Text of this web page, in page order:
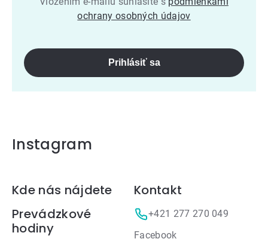
ochrany osobných údajov
Prihlásiť sa
Instagram
Zápätie
Kde nás nájdete
Prevádzkové
hodiny
Kontakt
+421 277 270 049
Facebook